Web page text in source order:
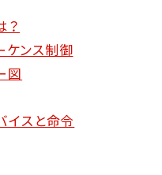
？
ンス制御
図
スと命令